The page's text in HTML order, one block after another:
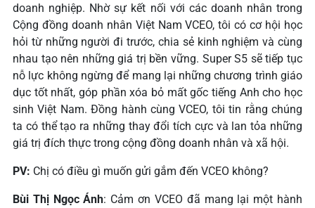
doanh nghiệp. Nhờ sự kết nối với các doanh nhân trong
Cộng đồng doanh nhân Việt Nam VCEO, tôi có cơ hội học
hỏi từ những người đi trước, chia sẻ kinh nghiệm và cùng
nhau tạo nên những giá trị bền vững. Super S5 sẽ tiếp tục
nỗ lực không ngừng để mang lại những chương trình giáo
dục tốt nhất, góp phần xóa bỏ mất gốc tiếng Anh cho học
sinh Việt Nam. Đồng hành cùng VCEO, tôi tin rằng chúng
ta có thể tạo ra những thay đổi tích cực và lan tỏa những
giá trị đích thực trong cộng đồng doanh nhân và xã hội.
PV: Chị có điều gì muốn gửi gắm đến VCEO không?
Bùi Thị Ngọc Ánh: Cảm ơn VCEO đã mang lại một hành